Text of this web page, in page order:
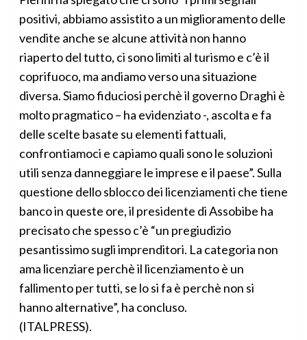
positivi, abbiamo assistito a un miglioramento delle
vendite anche se alcune attività non hanno
riaperto del tutto, ci sono limiti al turismo e c’è il
coprifuoco, ma andiamo verso una situazione
diversa. Siamo fiduciosi perchè il governo Draghi è
molto pragmatico – ha evidenziato -, ascolta e fa
delle scelte basate su elementi fattuali,
confrontiamoci e capiamo quali sono le soluzioni
utili senza danneggiare le imprese e il paese”. Sulla
questione dello sblocco dei licenziamenti che tiene
banco in queste ore, il presidente di Assobibe ha
precisato che spesso c’è “un pregiudizio
pesantissimo sugli imprenditori. La categoria non
ama licenziare perchè il licenziamento è un
fallimento per tutti, se lo si fa è perchè non si
hanno alternative”, ha concluso.
(ITALPRESS).